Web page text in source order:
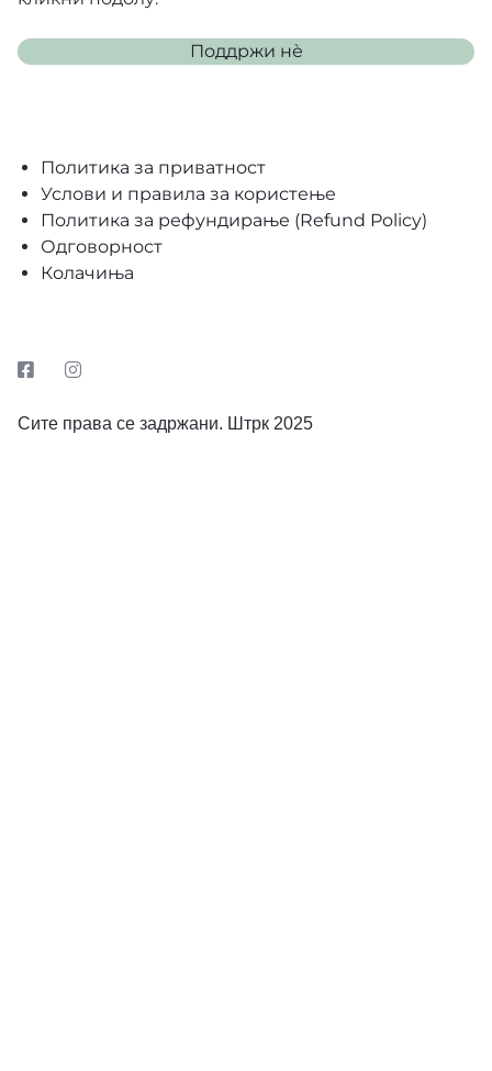
Поддржи нѐ
Политика за приватност
Услови и правила за користење
Политика за рефундирање (Refund Policy)
Одговорност
Колачиња
Сите права се задржани. Штрк 2025